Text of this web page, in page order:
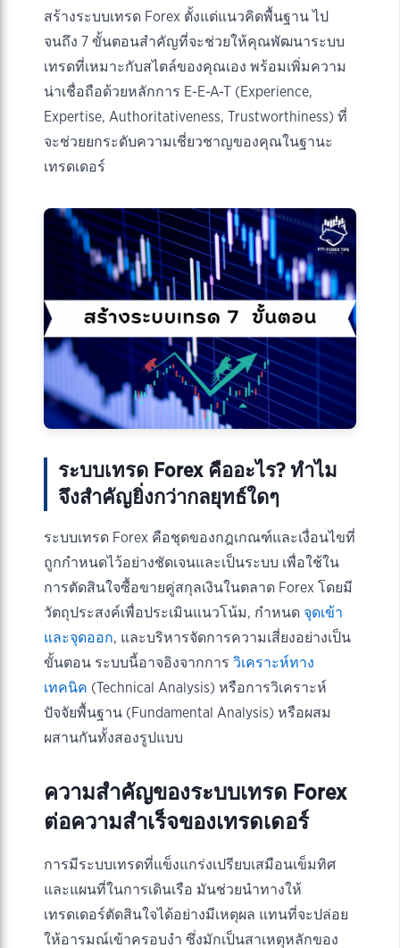
สร้างระบบเทรด Forex ตั้งแต่แนวคิดพื้นฐาน ไป
จนถึง 7 ขั้นตอนสำคัญที่จะช่วยให้คุณพัฒนาระบบ
เทรดที่เหมาะกับสไตล์ของคุณเอง พร้อมเพิ่มความ
น่าเชื่อถือด้วยหลักการ E-E-A-T (Experience,
Expertise, Authoritativeness, Trustworthiness) ที่
จะช่วยยกระดับความเชี่ยวชาญของคุณในฐานะ
เทรดเดอร์
ระบบเทรด Forex คืออะไร? ทำไม
จึงสำคัญยิ่งกว่ากลยุทธ์ใดๆ
ระบบเทรด Forex คือชุดของกฎเกณฑ์และเงื่อนไขที่
ถูกกำหนดไว้อย่างชัดเจนและเป็นระบบ เพื่อใช้ใน
การตัดสินใจซื้อขายคู่สกุลเงินในตลาด Forex โดยมี
วัตถุประสงค์เพื่อประเมินแนวโน้ม, กำหนด จุดเข้า
และจุดออก, และบริหารจัดการความเสี่ยงอย่างเป็น
ขั้นตอน ระบบนี้อาจอิงจากการ วิเคราะห์ทาง
เทคนิค (Technical Analysis) หรือการวิเคราะห์
ปัจจัยพื้นฐาน (Fundamental Analysis) หรือผสม
ผสานกันทั้งสองรูปแบบ
ความสำคัญของระบบเทรด Forex
ต่อความสำเร็จของเทรดเดอร์
การมีระบบเทรดที่แข็งแกร่งเปรียบเสมือนเข็มทิศ
และแผนที่ในการเดินเรือ มันช่วยนำทางให้
เทรดเดอร์ตัดสินใจได้อย่างมีเหตุผล แทนที่จะปล่อย
ให้อารมณ์เข้าครอบงำ ซึ่งมักเป็นสาเหตุหลักของ